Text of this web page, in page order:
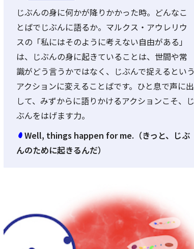
じぶんの身に何かが降りかかった時。どんなこ
とばでじぶんに語るか。マルクス・アウレリウ
スの「私にはそのように考えない自由がある」
は、じぶんの身に起きていることは、世間や常
識がどう言うかではなく、じぶんで捉えるという
アクションに変えることばです。ひと息で声に出
して、みずからに語りかけるアクションこそ、じ
ぶんをはげます力。
Well, things happen for me.（きっと、じぶ
んのために起きるんだ）